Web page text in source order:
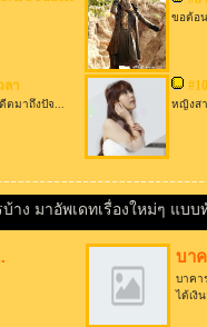
ขอต้อ
ลา
มาถึงปัจ...
#10
หญิงส
าง มาอัพเดทเรื่องใหม่ๆ แบบ
บา
บาคา
ได้เงิ